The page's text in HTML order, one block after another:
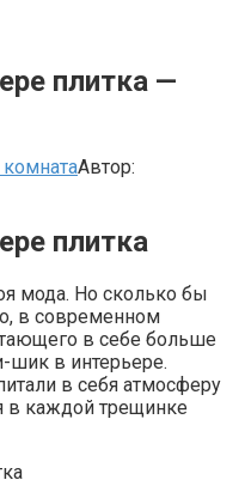
плитка —
комнатаАвтор:
плитка
мода. Но сколько бы
в современном
в себе больше
шик в интерьере.
в себя атмосферу
в каждой трещинке